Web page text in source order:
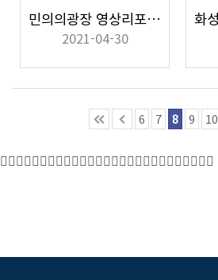
민의의광장 영상리포트 2021년 봄편
2021-04-30
6 7 8 9 10
